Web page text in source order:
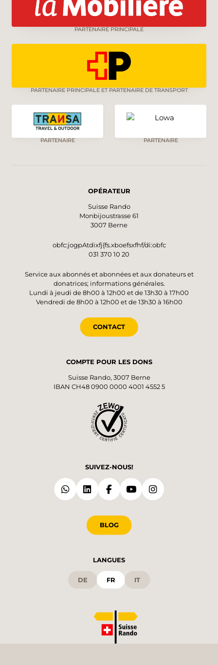
PARTENAIRE PRINCIPALE
PARTENAIRE PRINCIPALE ET PARTENAIRE DE TRANSPORT
PARTENAIRE PARTENAIRE
OPÉRATEUR
Suisse Rando
Monbijoustrasse 61
3007 Berne
obfc:jogpAtdixfj{fs.xboefsxfhf/di:obfc
031 370 10 20
Service aux abonnés et abonnées et aux donateurs et
donatrices; informations générales.
Lundi à jeudi de 8h00 à 12h00 et de 13h30 à 17h00
Vendredi de 8h00 à 12h00 et de 13h30 à 16h00
CONTACT
COMPTE POUR LES DONS
Suisse Rando, 3007 Berne
IBAN CH48 0900 0000 4001 4552 5
SUIVEZ-NOUS!
BLOG
LANGUES
DE FR IT